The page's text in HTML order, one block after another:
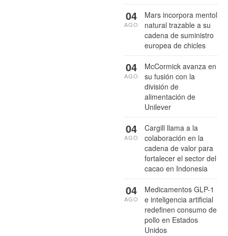
Mars incorpora mentol
natural trazable a su
cadena de suministro
europea de chicles
04
AGO
McCormick avanza en
su fusión con la
división de
alimentación de
Unilever
04
AGO
Cargill llama a la
colaboración en la
cadena de valor para
fortalecer el sector del
cacao en Indonesia
04
AGO
Medicamentos GLP-1
e inteligencia artificial
redefinen consumo de
pollo en Estados
Unidos
04
AGO